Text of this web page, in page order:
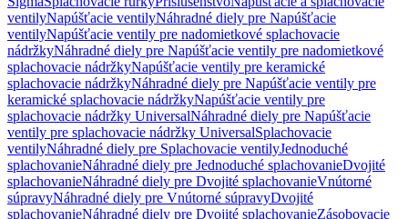
ventilyNapúšťacie ventilyNáhradné diely pre Napúšťacie
ventilyNapúšťacie ventily pre nadomietkové splachovacie
nádržkyNáhradné diely pre Napúšťacie ventily pre nadomietkové
splachovacie nádržkyNapúšťacie ventily pre keramické
splachovacie nádržkyNáhradné diely pre Napúšťacie ventily pre
keramické splachovacie nádržkyNapúšťacie ventily pre
splachovacie nádržky UniversalNáhradné diely pre Napúšťacie
ventily pre splachovacie nádržky UniversalSplachovacie
ventilyNáhradné diely pre Splachovacie ventilyJednoduché
splachovanieNáhradné diely pre Jednoduché splachovanieDvojité
splachovanieNáhradné diely pre Dvojité splachovanieVnútorné
súpravyNáhradné diely pre Vnútorné súpravyDvojité
splachovanieNáhradné diely pre Dvojité splachovanieZásobovacie